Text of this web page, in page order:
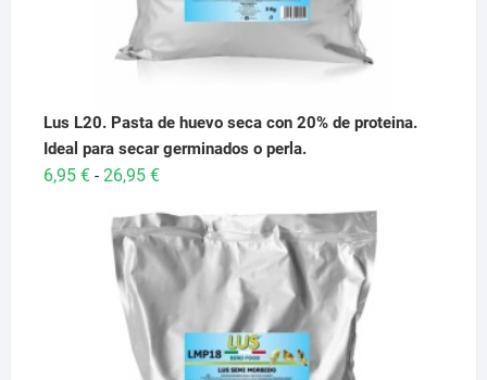
Lus L20. Pasta de huevo seca con 20% de proteina.
Ideal para secar germinados o perla.
6,95 € - 26,95 €Rango
precios:
desde
6,95 €
26,95 €